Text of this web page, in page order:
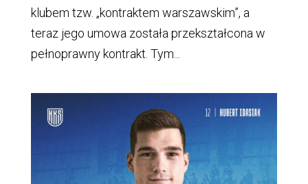
klubem tzw. „kontraktem warszawskim”, a
teraz jego umowa została przekształcona w
pełnoprawny kontrakt. Tym...